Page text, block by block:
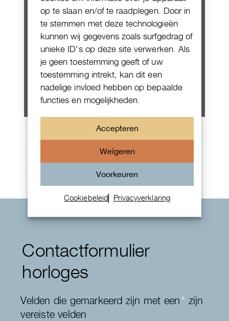
op te slaan en/of te raadplegen. Door in
te stemmen met deze technologieën
kunnen wij gegevens zoals surfgedrag of
unieke ID's op deze site verwerken. Als
je geen toestemming geeft of uw
toestemming intrekt, kan dit een
nadelige invloed hebben op bepaalde
functies en mogelijkheden.
Accepteren
Weigeren
Voorkeuren
Cookiebeleid Privacyverklaring
Patek Philippe Annual Calendar
Chornograaf
Contactformulier
horloges
Velden die gemarkeerd zijn met een* zijn
vereiste velden